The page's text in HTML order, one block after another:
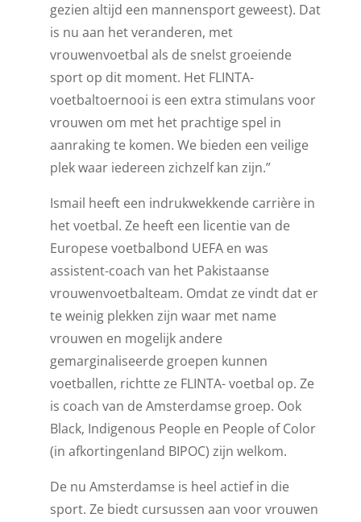
gezien altijd een mannensport geweest). Dat
is nu aan het veranderen, met
vrouwenvoetbal als de snelst groeiende
sport op dit moment. Het FLINTA-
voetbaltoernooi is een extra stimulans voor
vrouwen om met het prachtige spel in
aanraking te komen. We bieden een veilige
plek waar iedereen zichzelf kan zijn.”
Ismail heeft een indrukwekkende carrière in
het voetbal. Ze heeft een licentie van de
Europese voetbalbond UEFA en was
assistent-coach van het Pakistaanse
vrouwenvoetbalteam. Omdat ze vindt dat er
te weinig plekken zijn waar met name
vrouwen en mogelijk andere
gemarginaliseerde groepen kunnen
voetballen, richtte ze FLINTA- voetbal op. Ze
is coach van de Amsterdamse groep. Ook
Black, Indigenous People en People of Color
(in afkortingenland BIPOC) zijn welkom.
De nu Amsterdamse is heel actief in die
sport. Ze biedt cursussen aan voor vrouwen